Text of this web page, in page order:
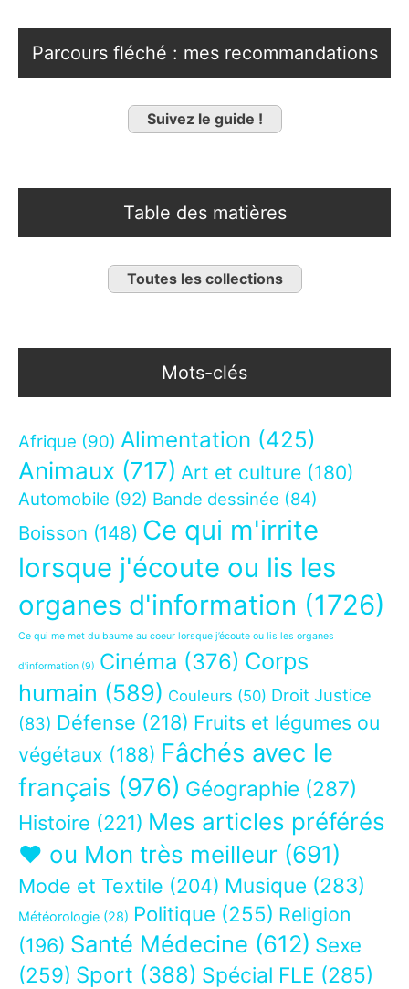
Parcours fléché : mes recommandations
Suivez le guide !
Table des matières
Toutes les collections
Mots-clés
Afrique (90) Alimentation (425)
Animaux (717) Art et culture (180)
Automobile (92) Bande dessinée (84)
Boisson (148) Ce qui m'irrite
lorsque j'écoute ou lis les
organes d'information (1726)
Ce qui me met du baume au coeur lorsque j’écoute ou lis les organes
d’information (9) Cinéma (376) Corps
humain (589) Couleurs (50) Droit Justice
(83) Défense (218) Fruits et légumes ou
végétaux (188) Fâchés avec le
français (976) Géographie (287)
Histoire (221) Mes articles préférés
❤ ou Mon très meilleur (691)
Mode et Textile (204) Musique (283)
Météorologie (28) Politique (255) Religion
(196) Santé Médecine (612) Sexe
(259) Sport (388) Spécial FLE (285)